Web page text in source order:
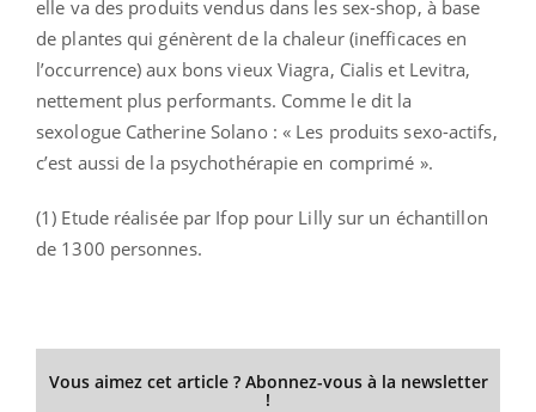
elle va des produits vendus dans les sex-shop, à base
de plantes qui génèrent de la chaleur (inefficaces en
l’occurrence) aux bons vieux Viagra, Cialis et Levitra,
nettement plus performants. Comme le dit la
sexologue Catherine Solano : « Les produits sexo-actifs,
c’est aussi de la psychothérapie en comprimé ».
(1) Etude réalisée par Ifop pour Lilly sur un échantillon
de 1300 personnes.
Vous aimez cet article ? Abonnez-vous à la newsletter
!